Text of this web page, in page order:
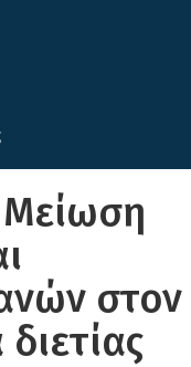
στον